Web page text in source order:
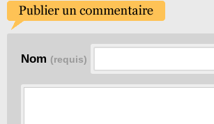
Nom (requis)